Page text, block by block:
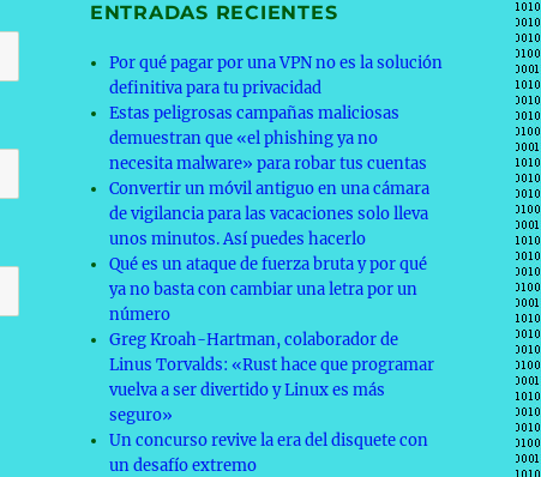
ENTRADAS RECIENTES
Por qué pagar por una VPN no es la solución
definitiva para tu privacidad
Estas peligrosas campañas maliciosas
demuestran que «el phishing ya no
necesita malware» para robar tus cuentas
Convertir un móvil antiguo en una cámara
de vigilancia para las vacaciones solo lleva
unos minutos. Así puedes hacerlo
Qué es un ataque de fuerza bruta y por qué
ya no basta con cambiar una letra por un
número
Greg Kroah-Hartman, colaborador de
Linus Torvalds: «Rust hace que programar
vuelva a ser divertido y Linux es más
seguro»
Un concurso revive la era del disquete con
un desafío extremo